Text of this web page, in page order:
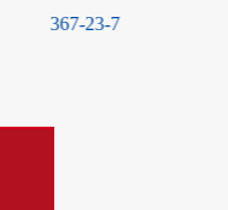
disulfonamide CAS 121-30-2